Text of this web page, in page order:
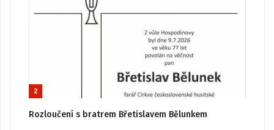
2
Rozloučení s bratrem Břetislavem Bělunkem